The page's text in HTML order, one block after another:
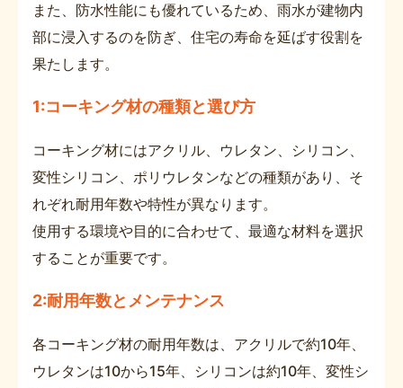
また、防水性能にも優れているため、雨水が建物内
部に浸入するのを防ぎ、住宅の寿命を延ばす役割を
果たします。
1:コーキング材の種類と選び方
コーキング材にはアクリル、ウレタン、シリコン、
変性シリコン、ポリウレタンなどの種類があり、そ
れぞれ耐用年数や特性が異なります。
使用する環境や目的に合わせて、最適な材料を選択
することが重要です。
2:耐用年数とメンテナンス
各コーキング材の耐用年数は、アクリルで約10年、
ウレタンは10から15年、シリコンは約10年、変性シ